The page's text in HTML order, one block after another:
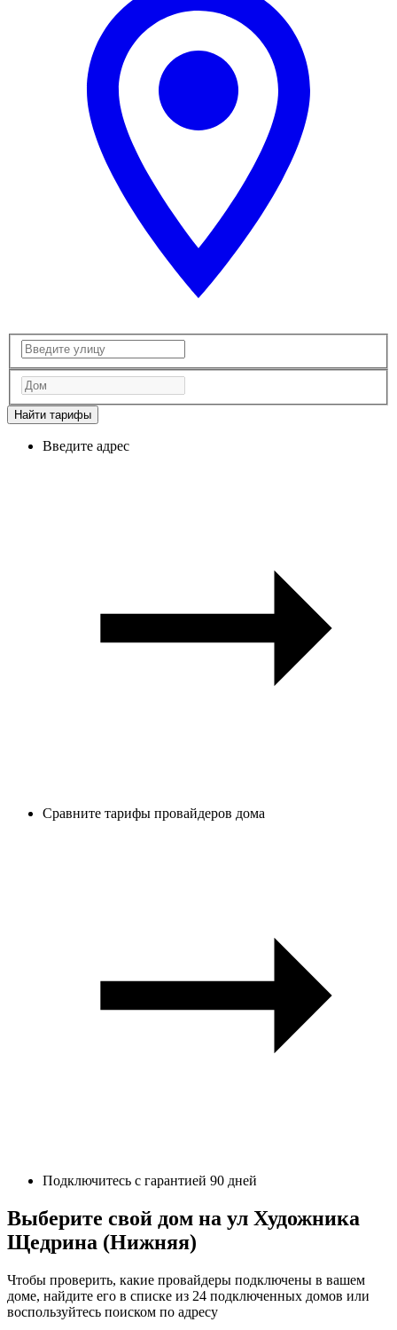
Найти тарифы
Введите адрес
Сравните тарифы провайдеров дома
Подключитесь с гарантией 90 дней
Выберите свой дом на ул Художника
Щедрина (Нижняя)
Чтобы проверить, какие провайдеры подключены в вашем
доме, найдите его в списке из 24 подключенных домов или
воспользуйтесь поиском по адресу